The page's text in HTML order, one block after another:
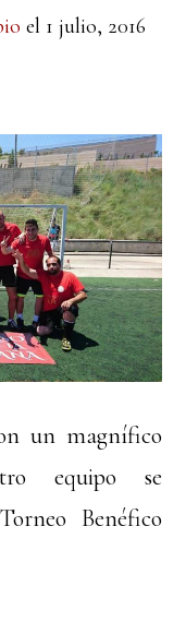
el 1 julio, 2016
un magnífico
equipo se
Benéfico